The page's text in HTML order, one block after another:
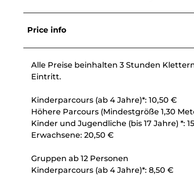
Price info
Alle Preise beinhalten 3 Stunden
Eintritt.
Kinderparcours (ab 4 Jahre)*: 10,50 €
Höhere Parcours (Mindestgröße 1,30
Kinder und Jugendliche (bis 17 Jahre) *:
Erwachsene: 20,50 €
Gruppen ab 12 Personen
Kinderparcours (ab 4 Jahre)*: 8,50 €